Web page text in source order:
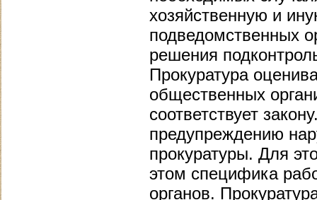
хозяйственную и
подведомственных
решения
Прокуратура
общественных
соответствует
предупреждению
прокуратуры. Для
этом специфика
органов.